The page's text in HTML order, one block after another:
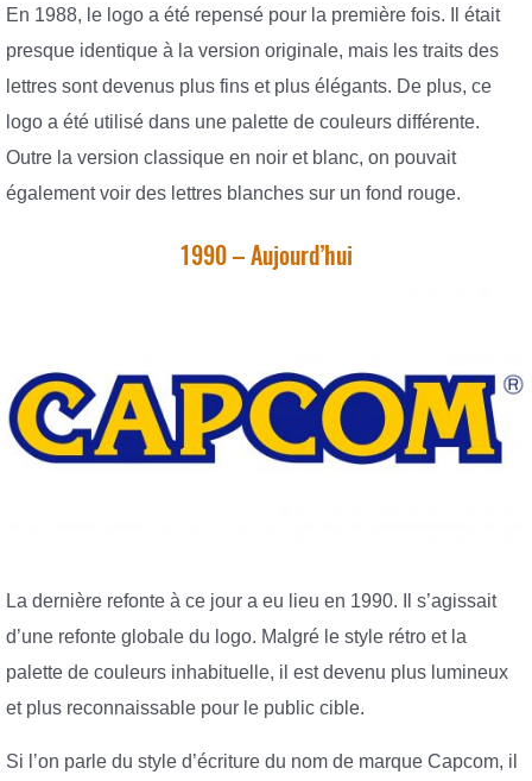
En 1988, le logo a été repensé pour la première fois. Il était
presque identique à la version originale, mais les traits des
lettres sont devenus plus fins et plus élégants. De plus, ce
logo a été utilisé dans une palette de couleurs différente.
Outre la version classique en noir et blanc, on pouvait
également voir des lettres blanches sur un fond rouge.
1990 – Aujourd’hui
La dernière refonte à ce jour a eu lieu en 1990. Il s’agissait
d’une refonte globale du logo. Malgré le style rétro et la
palette de couleurs inhabituelle, il est devenu plus lumineux
et plus reconnaissable pour le public cible.
Si l’on parle du style d’écriture du nom de marque Capcom, il